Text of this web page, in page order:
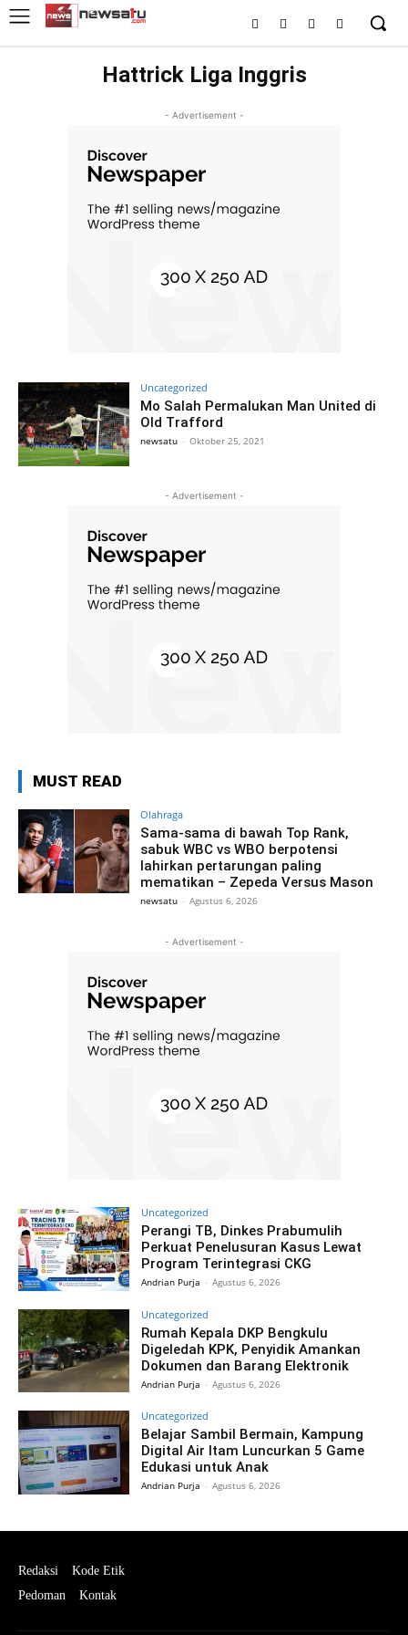
Hattrick Liga Inggris
- Advertisement -
Uncategorized
Mo Salah Permalukan Man United di
Old Trafford
newsatu - Oktober 25, 2021
- Advertisement -
MUST READ
Olahraga
Sama-sama di bawah Top Rank,
sabuk WBC vs WBO berpotensi
lahirkan pertarungan paling
mematikan – Zepeda Versus Mason
newsatu - Agustus 6, 2026
- Advertisement -
Uncategorized
Perangi TB, Dinkes Prabumulih
Perkuat Penelusuran Kasus Lewat
Program Terintegrasi CKG
Andrian Purja - Agustus 6, 2026
Uncategorized
Rumah Kepala DKP Bengkulu
Digeledah KPK, Penyidik Amankan
Dokumen dan Barang Elektronik
Andrian Purja - Agustus 6, 2026
Uncategorized
Belajar Sambil Bermain, Kampung
Digital Air Itam Luncurkan 5 Game
Edukasi untuk Anak
Andrian Purja - Agustus 6, 2026
Redaksi
Kode Etik
Pedoman
Kontak